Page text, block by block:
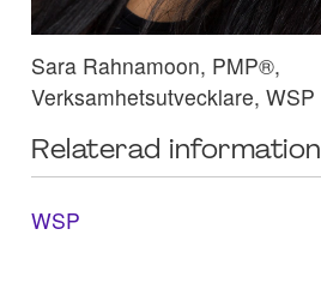
Sara Rahnamoon, PMP®,
Verksamhetsutvecklare, WSP
Relaterad information
WSP